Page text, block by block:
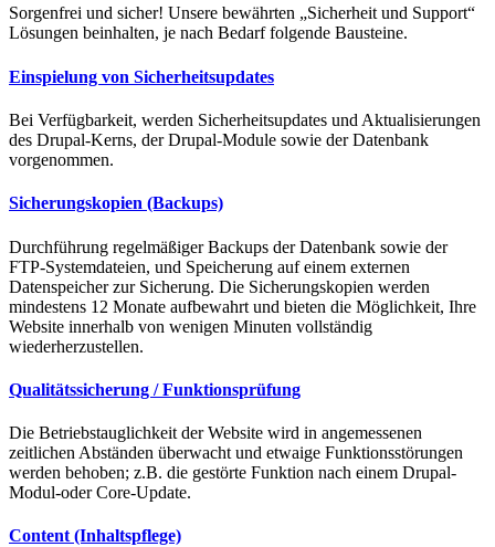
Sorgenfrei und sicher! Unsere bewährten „Sicherheit und Support“
Lösungen beinhalten, je nach Bedarf folgende Bausteine.
Einspielung von Sicherheitsupdates
Bei Verfügbarkeit, werden Sicherheitsupdates und Aktualisierungen
des Drupal-Kerns, der Drupal-Module sowie der Datenbank
vorgenommen.
Sicherungskopien (Backups)
Durchführung regelmäßiger Backups der Datenbank sowie der
FTP-Systemdateien, und Speicherung auf einem externen
Datenspeicher zur Sicherung. Die Sicherungskopien werden
mindestens 12 Monate aufbewahrt und bieten die Möglichkeit, Ihre
Website innerhalb von wenigen Minuten vollständig
wiederherzustellen.
Qualitätssicherung / Funktionsprüfung
Die Betriebstauglichkeit der Website wird in angemessenen
zeitlichen Abständen überwacht und etwaige Funktionsstörungen
werden behoben; z.B. die gestörte Funktion nach einem Drupal-
Modul-oder Core-Update.
Content (Inhaltspflege)